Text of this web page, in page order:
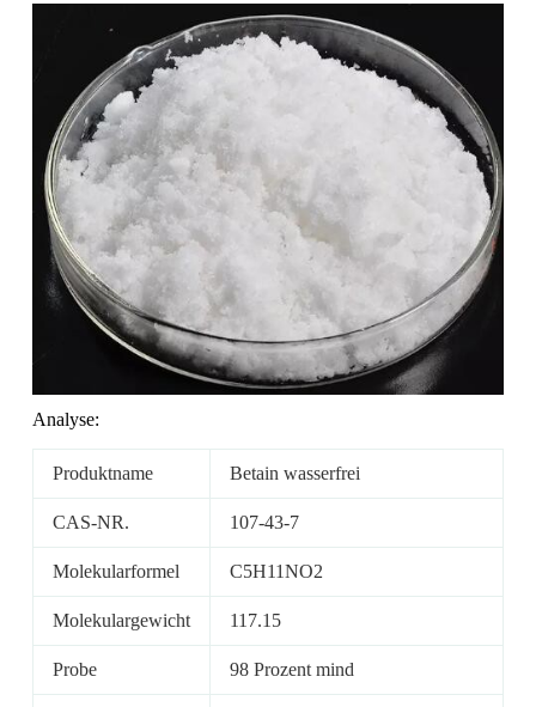
Analyse:
Produktname Betain wasserfrei
CAS-NR. 107-43-7
Molekularformel C5H11NO2
Molekulargewicht 117.15
Probe 98 Prozent mind